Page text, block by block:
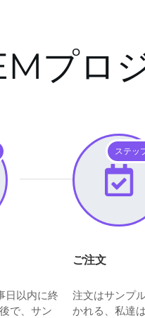
プロ
日以内に終
で、サン
ステッ
ご注文
注文はサンプ
かれる、私達